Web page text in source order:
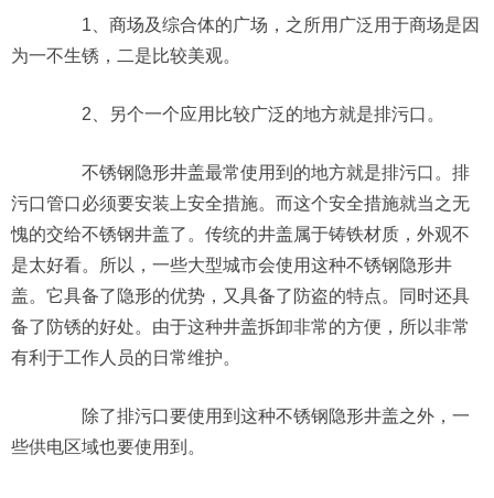
1、商场及综合体的广场，之所用广泛用于商场是因
为一不生锈，二是比较美观。
2、另个一个应用比较广泛的地方就是排污口。
不锈钢隐形井盖最常使用到的地方就是排污口。排
污口管口必须要安装上安全措施。而这个安全措施就当之无
愧的交给不锈钢井盖了。传统的井盖属于铸铁材质，外观不
是太好看。所以，一些大型城市会使用这种不锈钢隐形井
盖。它具备了隐形的优势，又具备了防盗的特点。同时还具
备了防锈的好处。由于这种井盖拆卸非常的方便，所以非常
有利于工作人员的日常维护。
除了排污口要使用到这种不锈钢隐形井盖之外，一
些供电区域也要使用到。